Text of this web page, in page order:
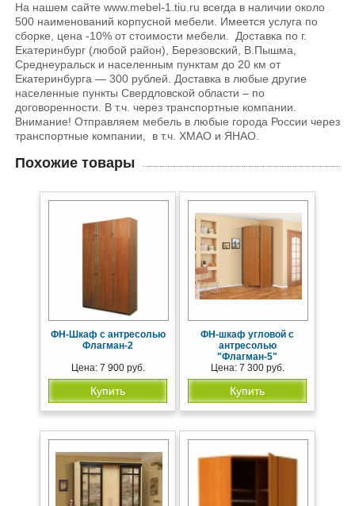
На нашем сайте www.mebel-1.tiu.ru всегда в наличии около
500 наименований корпусной мебели. Имеется услуга по
сборке, цена -10% от стоимости мебели. Доставка по г.
Екатеринбург (любой район), Березовский, В.Пышма,
Среднеуральск и населенным пунктам до 20 км от
Екатеринбурга — 300 рублей. Доставка в любые другие
населенные пункты Свердловской области – по
договоренности. В т.ч. через транспортные компании.
Внимание! Отправляем мебель в любые города России через
транспортные компании, в т.ч. ХМАО и ЯНАО.
Похожие товары
ФН-Шкаф с антресолью
Флагман-2
Цена: 7 900 руб.
Купить
ФН-шкаф угловой с
антресолью
"Флагман-5"
Цена: 7 300 руб.
Купить